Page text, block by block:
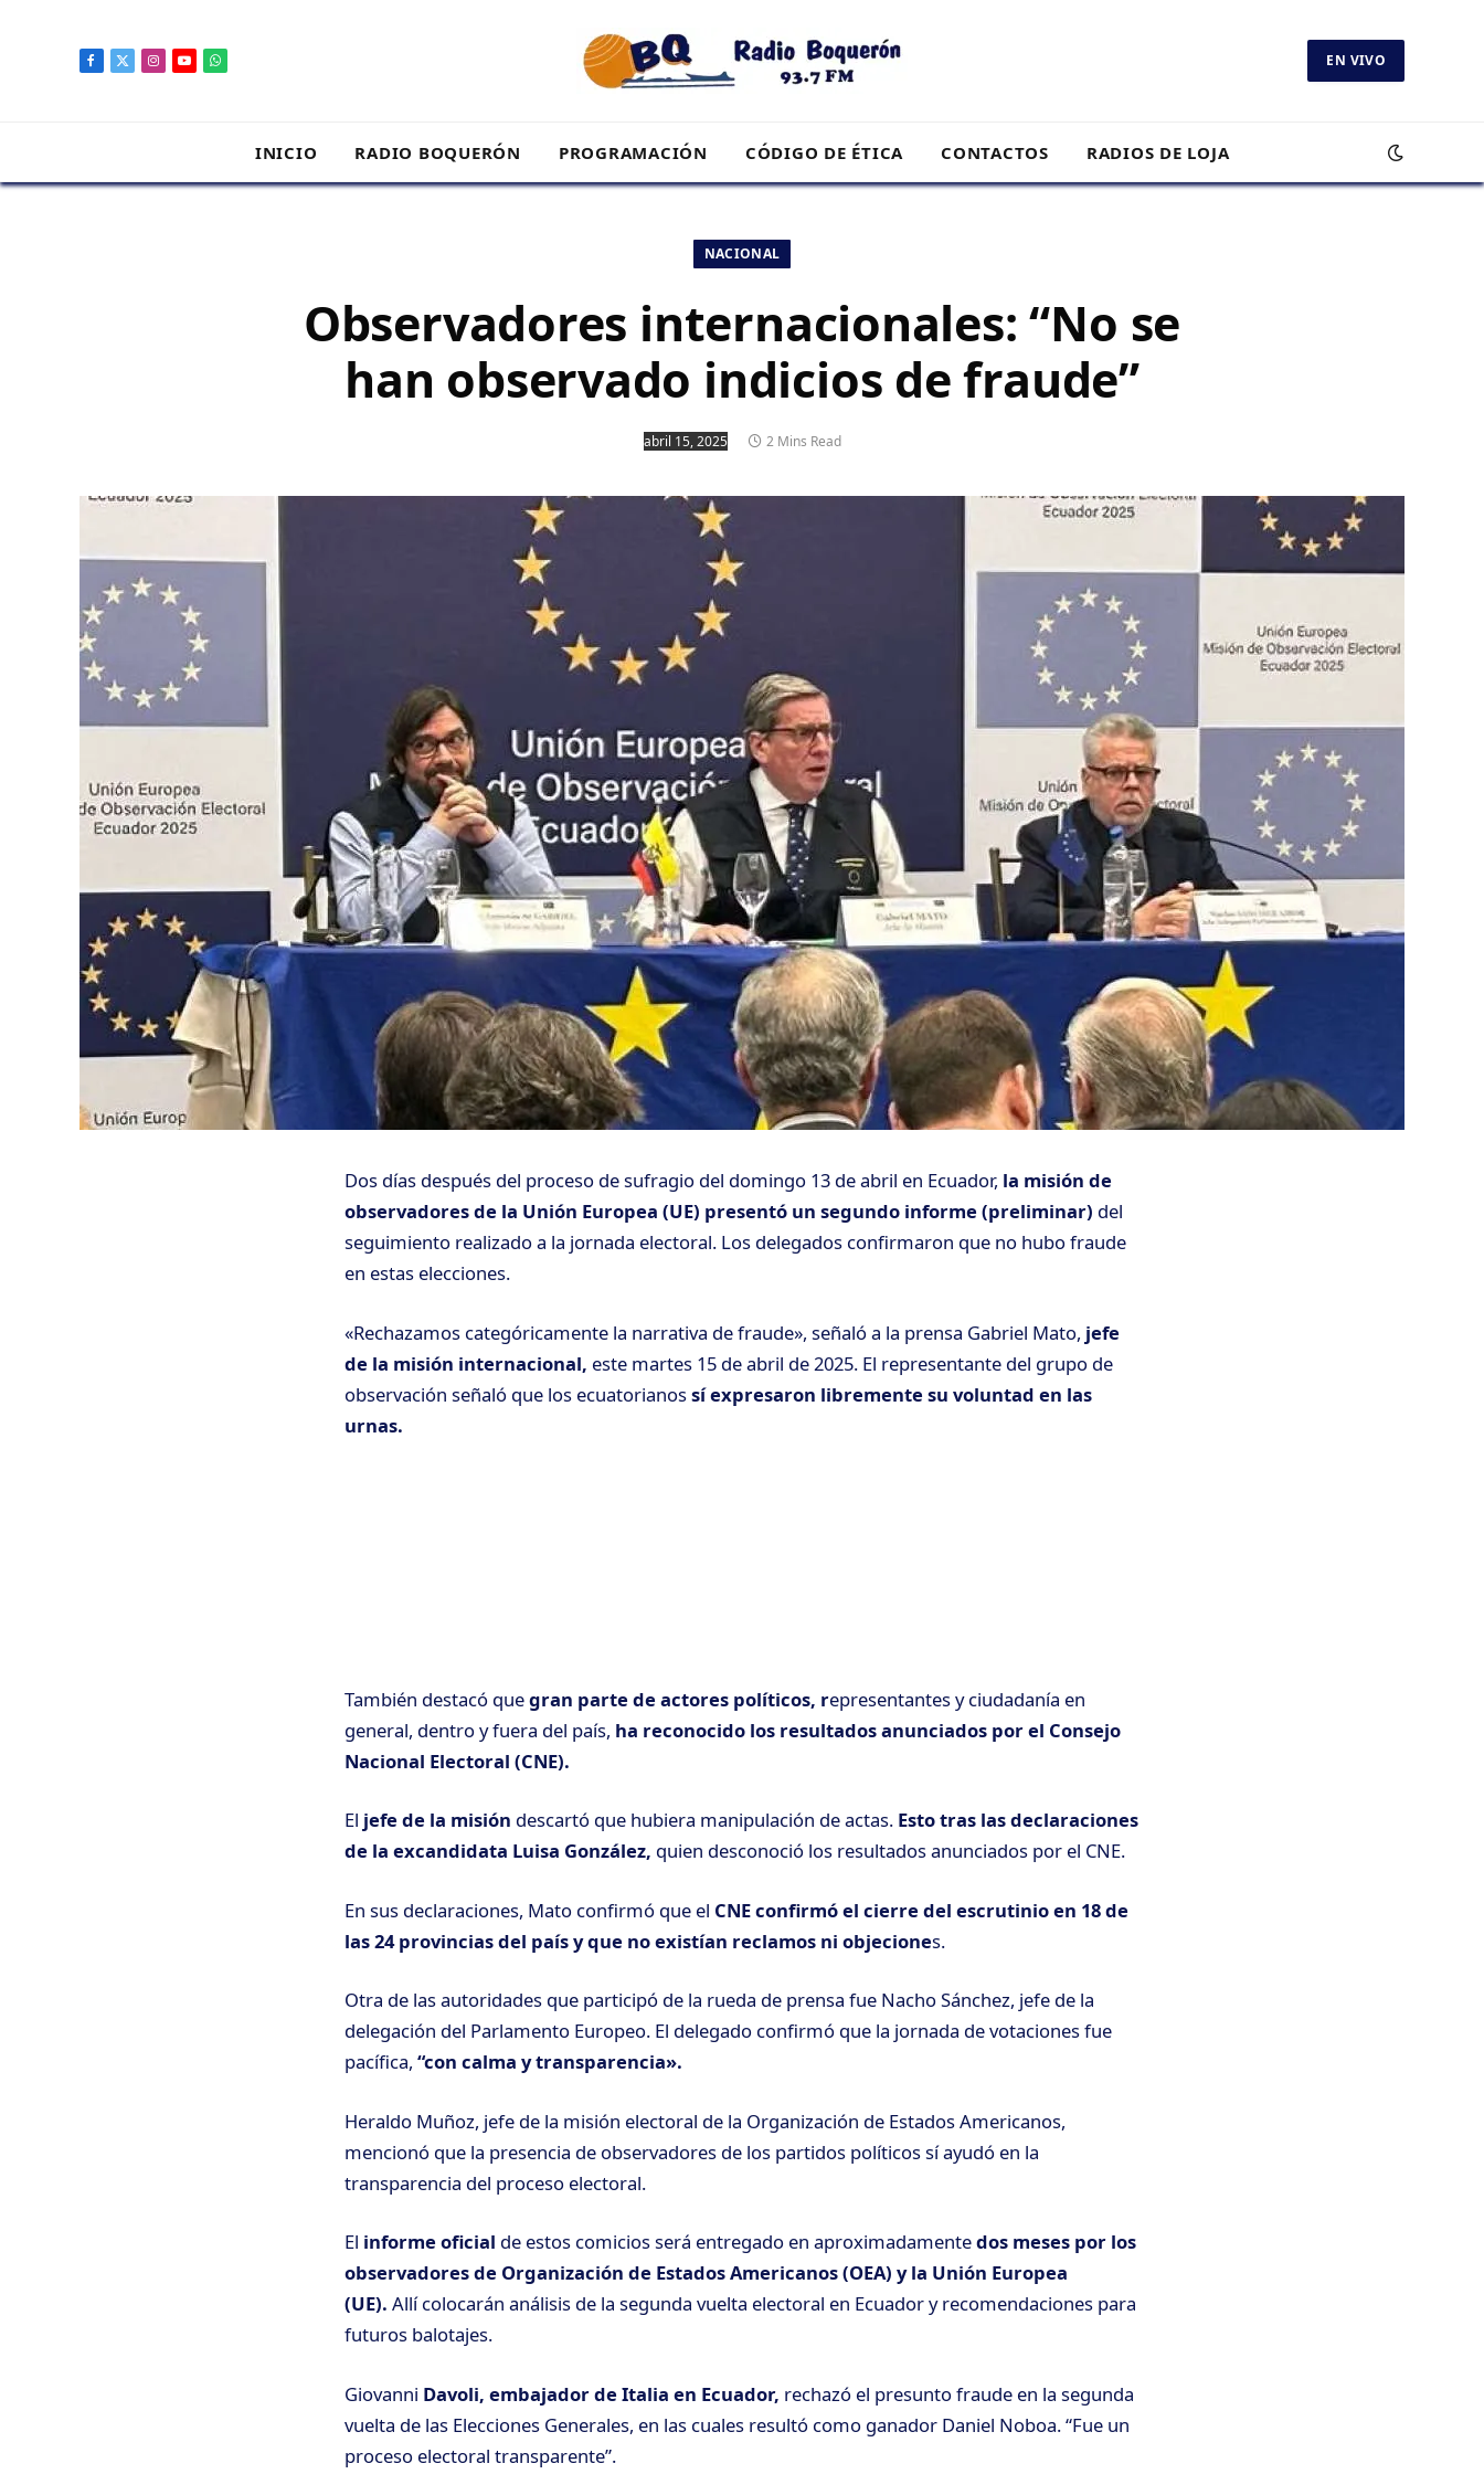
Facebook
X
Instagram
YouTubeWhatsApp EN VIVO
INICIO RADIO BOQUERÓN PROGRAMACIÓN CÓDIGO DE ÉTICA CONTACTOS RADIOS DE LOJA
NACIONAL
Observadores internacionales: “No se
han observado indicios de fraude”
abril 15, 2025 2 Mins Read
Dos días después del proceso de sufragio del domingo 13 de abril en Ecuador, la misión de
observadores de la Unión Europea (UE) presentó un segundo informe (preliminar) del
seguimiento realizado a la jornada electoral. Los delegados confirmaron que no hubo fraude
en estas elecciones.
«Rechazamos categóricamente la narrativa de fraude», señaló a la prensa Gabriel Mato, jefe
de la misión internacional, este martes 15 de abril de 2025. El representante del grupo de
observación señaló que los ecuatorianossí expresaron libremente su voluntad en las
urnas.
También destacó quegran parte de actores políticos, representantes y ciudadanía en
general, dentro y fuera del país, ha reconocido los resultados anunciados por el Consejo
Nacional Electoral (CNE).
El jefe de la misión descartó que hubiera manipulación de actas. Esto tras las declaraciones
de la excandidata Luisa González, quien desconoció los resultados anunciados por el CNE.
En sus declaraciones, Mato confirmó que el CNE confirmó el cierre del escrutinio en 18 de
las 24 provincias del país y que no existían reclamos ni objeciones.
Otra de las autoridades que participó de la rueda de prensa fue Nacho Sánchez, jefe de la
delegación del Parlamento Europeo. El delegado confirmó que la jornada de votaciones fue
pacífica, “con calma y transparencia».
Heraldo Muñoz, jefe de la misión electoral de la Organización de Estados Americanos,
mencionó que la presencia de observadores de los partidos políticos sí ayudó en la
transparencia del proceso electoral.
El informe oficial de estos comicios será entregado en aproximadamentedos meses por los
observadores de Organización de Estados Americanos (OEA) y la Unión Europea
(UE). Allí colocarán análisis de la segunda vuelta electoral en Ecuador y recomendaciones para
futuros balotajes.
Giovanni Davoli, embajador de Italia en Ecuador, rechazó el presunto fraude en la segunda
vuelta de las Elecciones Generales, en las cuales resultó como ganador Daniel Noboa. “Fue un
proceso electoral transparente”.